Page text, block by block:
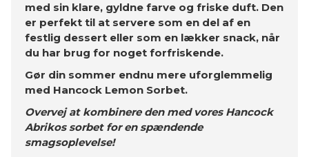
med sin klare, gyldne farve og friske duft. Den
er perfekt til at servere som en del af en
festlig dessert eller som en lækker snack, når
du har brug for noget forfriskende.
Gør din sommer endnu mere uforglemmelig
med Hancock Lemon Sorbet.
Overvej at kombinere den med vores Hancock
Abrikos sorbet for en spændende
smagsoplevelse!